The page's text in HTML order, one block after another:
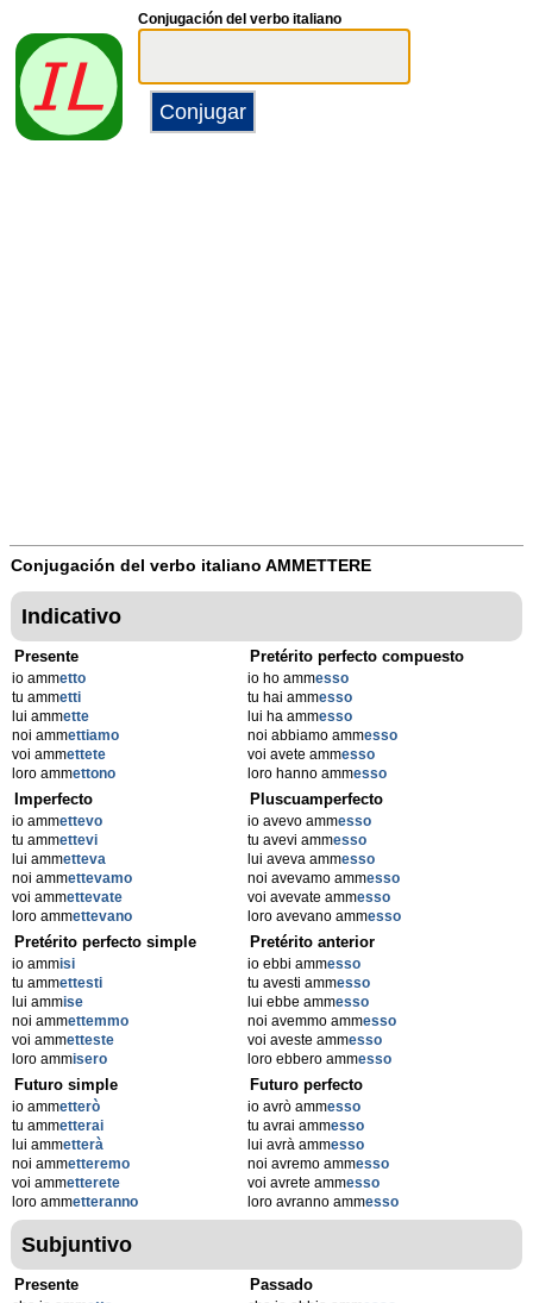
Conjugación del verbo italiano
Conjugación del verbo italiano AMMETTERE
Indicativo
Presente
io ammetto
tu ammetti
lui ammette
noi ammettiamo
voi ammettete
loro ammettono
Pretérito perfecto compuesto
io ho ammesso
tu hai ammesso
lui ha ammesso
noi abbiamo ammesso
voi avete ammesso
loro hanno ammesso
Imperfecto
io ammettevo
tu ammettevi
lui ammetteva
noi ammettevamo
voi ammettevate
loro ammettevano
Pluscuamperfecto
io avevo ammesso
tu avevi ammesso
lui aveva ammesso
noi avevamo ammesso
voi avevate ammesso
loro avevano ammesso
Pretérito perfecto simple
io ammisi
tu ammettesti
lui ammise
noi ammettemmo
voi ammetteste
loro ammisero
Pretérito anterior
io ebbi ammesso
tu avesti ammesso
lui ebbe ammesso
noi avemmo ammesso
voi aveste ammesso
loro ebbero ammesso
Futuro simple
io ammetterò
tu ammetterai
lui ammetterà
noi ammetteremo
voi ammetterete
loro ammetteranno
Futuro perfecto
io avrò ammesso
tu avrai ammesso
lui avrà ammesso
noi avremo ammesso
voi avrete ammesso
loro avranno ammesso
Subjuntivo
Presente Passado